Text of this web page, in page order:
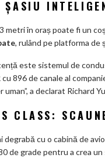
metri în oraș poate fi un
, rulând pe platforma de
este sistemul de
896 de canale al
a declarat Richard
CLASS:
cu o cabină de
de grade pentru a crea